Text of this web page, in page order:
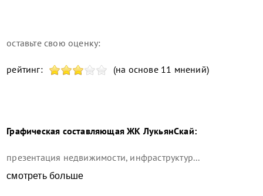
оставьте свою оценку:
рейтинг: (на основе 11 мнений)
Графическая составляющая ЖК ЛукьянСкай:
презентация недвижимости, инфраструктур...
смотреть больше